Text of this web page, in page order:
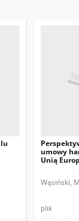
umowy
Unią
Wąsiński,
plik